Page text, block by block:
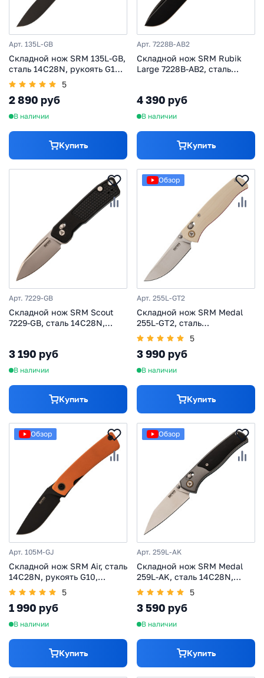
Арт. 135L-GB
Складной нож SRM 135L-GB,
сталь 14C28N, рукоять G10,
черный
5
2 890 руб
В наличии
Купить
Арт. 7228B-AB2
Складной нож SRM Rubik
Large 7228B-AB2, сталь
4 390 руб
В наличии
Купить
Арт. 7229-GB
Складной нож SRM Scout
7229-GB, сталь 14C28N,
3 190 руб
В наличии
Купить
Обзор
Арт. 255L-GT2
Складной нож SRM Medal
255L-GT2, сталь
10Cr15CoMoV, складной
туристический, рукоять G10
ivory
5
3 990 руб
В наличии
Купить
Обзор
Арт. 105M-GJ
Складной нож SRM Air, сталь
14C28N, рукоять G10,
желтый
5
1 990 руб
В наличии
Купить
Обзор
Арт. 259L-AK
Складной нож SRM Medal
259L-AK, сталь 14C28N,
рукоять эбен5
3 590 руб
В наличии
Купить